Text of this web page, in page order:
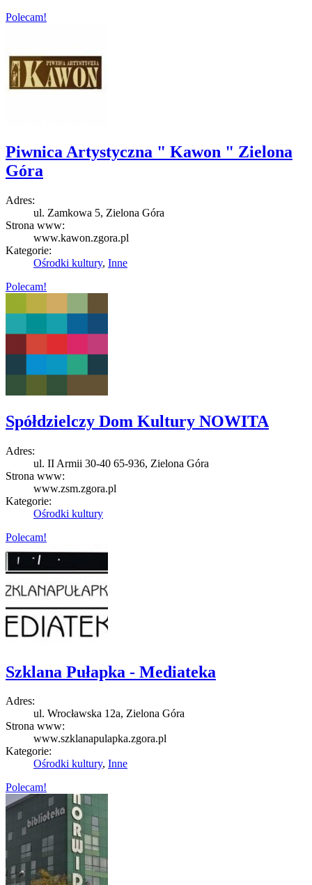
Polecam!
Piwnica Artystyczna " Kawon " Zielona
Góra
Adres:
ul. Zamkowa 5, Zielona Góra
Strona www:
www.kawon.zgora.pl
Kategorie:
Ośrodki kultury, Inne
Polecam!
Spółdzielczy Dom Kultury NOWITA
Adres:
ul. II Armii 30-40 65-936, Zielona Góra
Strona www:
www.zsm.zgora.pl
Kategorie:
Ośrodki kultury
Polecam!
Szklana Pułapka - Mediateka
Adres:
ul. Wrocławska 12a, Zielona Góra
Strona www:
www.szklanapulapka.zgora.pl
Kategorie:
Ośrodki kultury, Inne
Polecam!